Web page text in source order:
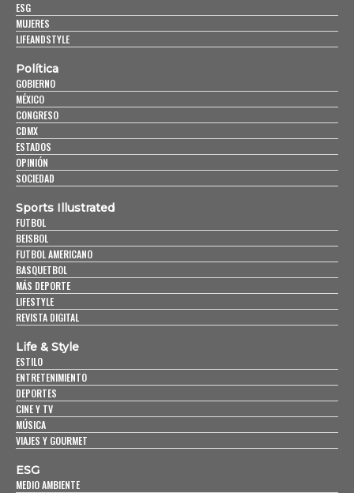
ESG
MUJERES
LIFEANDSTYLE
Política
GOBIERNO
MÉXICO
CONGRESO
CDMX
ESTADOS
OPINIÓN
SOCIEDAD
Sports Illustrated
FUTBOL
BEISBOL
FUTBOL AMERICANO
BASQUETBOL
MÁS DEPORTE
LIFESTYLE
REVISTA DIGITAL
Life & Style
ESTILO
ENTRETENIMIENTO
DEPORTES
CINE Y TV
MÚSICA
VIAJES Y GOURMET
ESG
MEDIO AMBIENTE